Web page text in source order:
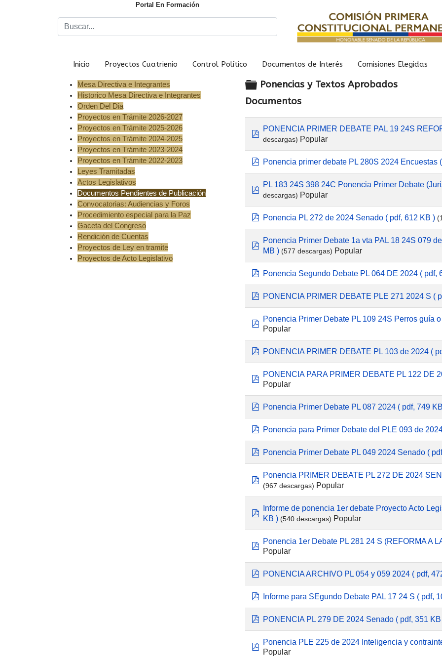
Portal En Formación
Inicio Proyectos Cuatrienio Control Político Documentos de Interés Comisiones Elegidas
Mesa Directiva e Integrantes
Historico Mesa Directiva e Integrantes
Orden Del Dia
Proyectos en Trámite 2026-2027
Proyectos en Trámite 2025-2026
Proyectos en Trámite 2024-2025
Proyectos en Trámite 2023-2024
Proyectos en Trámite 2022-2023
Leyes Tramitadas
Actos Legislativos
Documentos Pendientes de Publicación
Convocatorias: Audiencias y Foros
Procedimiento especial para la Paz
Gaceta del Congreso
Rendición de Cuentas
Proyectos de Ley en tramite
Proyectos de Acto Legislativo
Carpeta
Ponencias y Textos Aprobados
Documentos
pdf
PONENCIA PRIMER DEBATE PAL 19 24S
descargas) Popular
pdf
Ponencia primer debate PL 280S 2024 Encuestas
pdf
PL 183 24S 398 24C Ponencia Primer Debate
descargas) Popular
pdf
Ponencia PL 272 de 2024 Senado ( pdf, 612 KB )
pdf
Ponencia Primer Debate 1a vta PAL 18 24S 079
MB ) (577 descargas) Popular
pdf
Ponencia Segundo Debate PL 064 DE 2024 ( pdf,
pdf
PONENCIA PRIMER DEBATE PLE 271 2024 S (
pdf
Ponencia Primer Debate PL 109 24S Perros guía
Popular
pdf
PONENCIA PRIMER DEBATE PL 103 de 2024 (
pdf
PONENCIA PARA PRIMER DEBATE PL 122 DE
Popular
pdf
Ponencia Primer Debate PL 087 2024 ( pdf, 749
pdf
Ponencia para Primer Debate del PLE 093 de
pdf
Ponencia Primer Debate PL 049 2024 Senado (
pdf
Ponencia PRIMER DEBATE PL 272 DE 2024
(967 descargas) Popular
pdf
Informe de ponencia 1er debate Proyecto Acto
KB ) (540 descargas) Popular
pdf
Ponencia 1er Debate PL 281 24 S (REFORMA A
Popular
pdf
PONENCIA ARCHIVO PL 054 y 059 2024 ( pdf,
pdf
Informe para SEgundo Debate PAL 17 24 S ( pdf,
pdf
PONENCIA PL 279 DE 2024 Senado ( pdf, 351
pdf
Ponencia PLE 225 de 2024 Inteligencia y
Popular